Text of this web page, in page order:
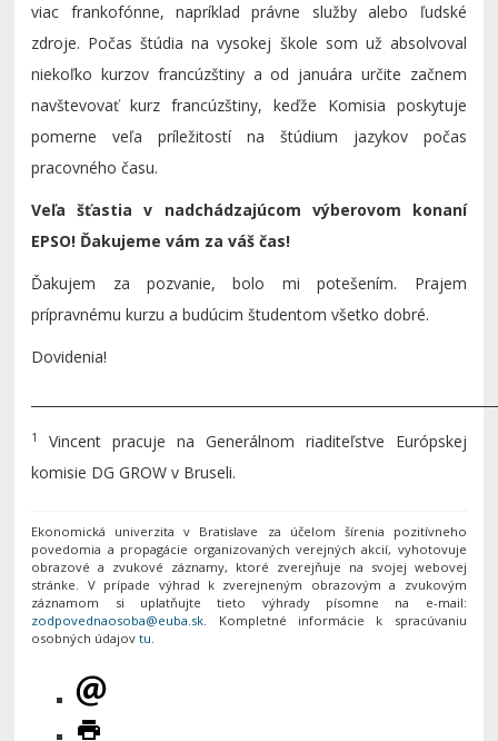
viac frankofónne, napríklad právne služby alebo ľudské
zdroje. Počas štúdia na vysokej škole som už absolvoval
niekoľko kurzov francúzštiny a od januára určite začnem
navštevovať kurz francúzštiny, keďže Komisia poskytuje
pomerne veľa príležitostí na štúdium jazykov počas
pracovného času.
Veľa šťastia v nadchádzajúcom výberovom konaní
EPSO! Ďakujeme vám za váš čas!
Ďakujem za pozvanie, bolo mi potešením. Prajem
prípravnému kurzu a budúcim študentom všetko dobré.
Dovidenia!
1
Vincent pracuje na Generálnom riaditeľstve Európskej
komisie DG GROW v Bruseli.
Ekonomická univerzita v Bratislave za účelom šírenia pozitívneho
povedomia a propagácie organizovaných verejných akcií, vyhotovuje
obrazové a zvukové záznamy, ktoré zverejňuje na svojej webovej
stránke. V prípade výhrad k zverejneným obrazovým a zvukovým
záznamom si uplatňujte tieto výhrady písomne na e-mail:
. Kompletné informácie k spracúvaniu
osobných údajovtu.